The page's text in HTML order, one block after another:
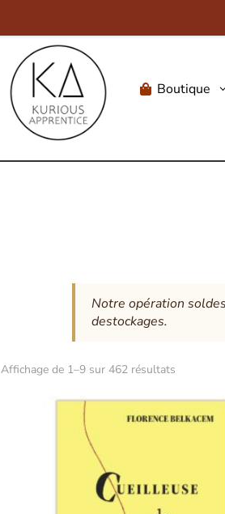
 Boutique 3
Notre opération
destockages.
Affichage de 1–9 sur 462 résultats